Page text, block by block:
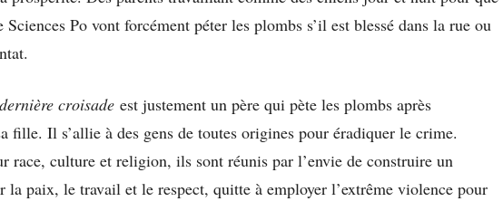
Sciences Po vont forcément péter les plombs s’il est blessé dans la rue ou
croisade est justement un père qui pète les plombs après
fille. Il s’allie à des gens de toutes origines pour éradiquer le crime.
race, culture et religion, ils sont réunis par l’envie de construire un
la paix, le travail et le respect, quitte à employer l’extrême violence pour